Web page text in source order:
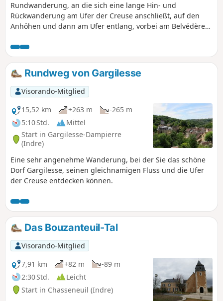
Rundwanderung, an die sich eine lange Hin- und
Rückwanderung am Ufer der Creuse anschließt, auf den
Anhöhen und dann am Ufer entlang, vorbei am Belvédère
Rundweg von Gargilesse
Visorando-Mitglied
15,52 km
+263 m
-265 m
5:10 Std.
Mittel
Start in Gargilesse-Dampierre
(Indre)
Eine sehr angenehme Wanderung, bei der Sie das schöne
Dorf Gargilesse, seinen gleichnamigen Fluss und die Ufer
der Creuse entdecken können.
Das Bouzanteuil-Tal
Visorando-Mitglied
7,91 km
+82 m
-89 m
2:30 Std.
Leicht
Start in Chasseneuil (Indre)